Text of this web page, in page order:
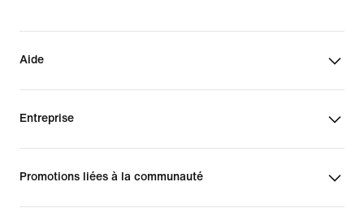
Aide
Entreprise
Promotions liées à la communauté